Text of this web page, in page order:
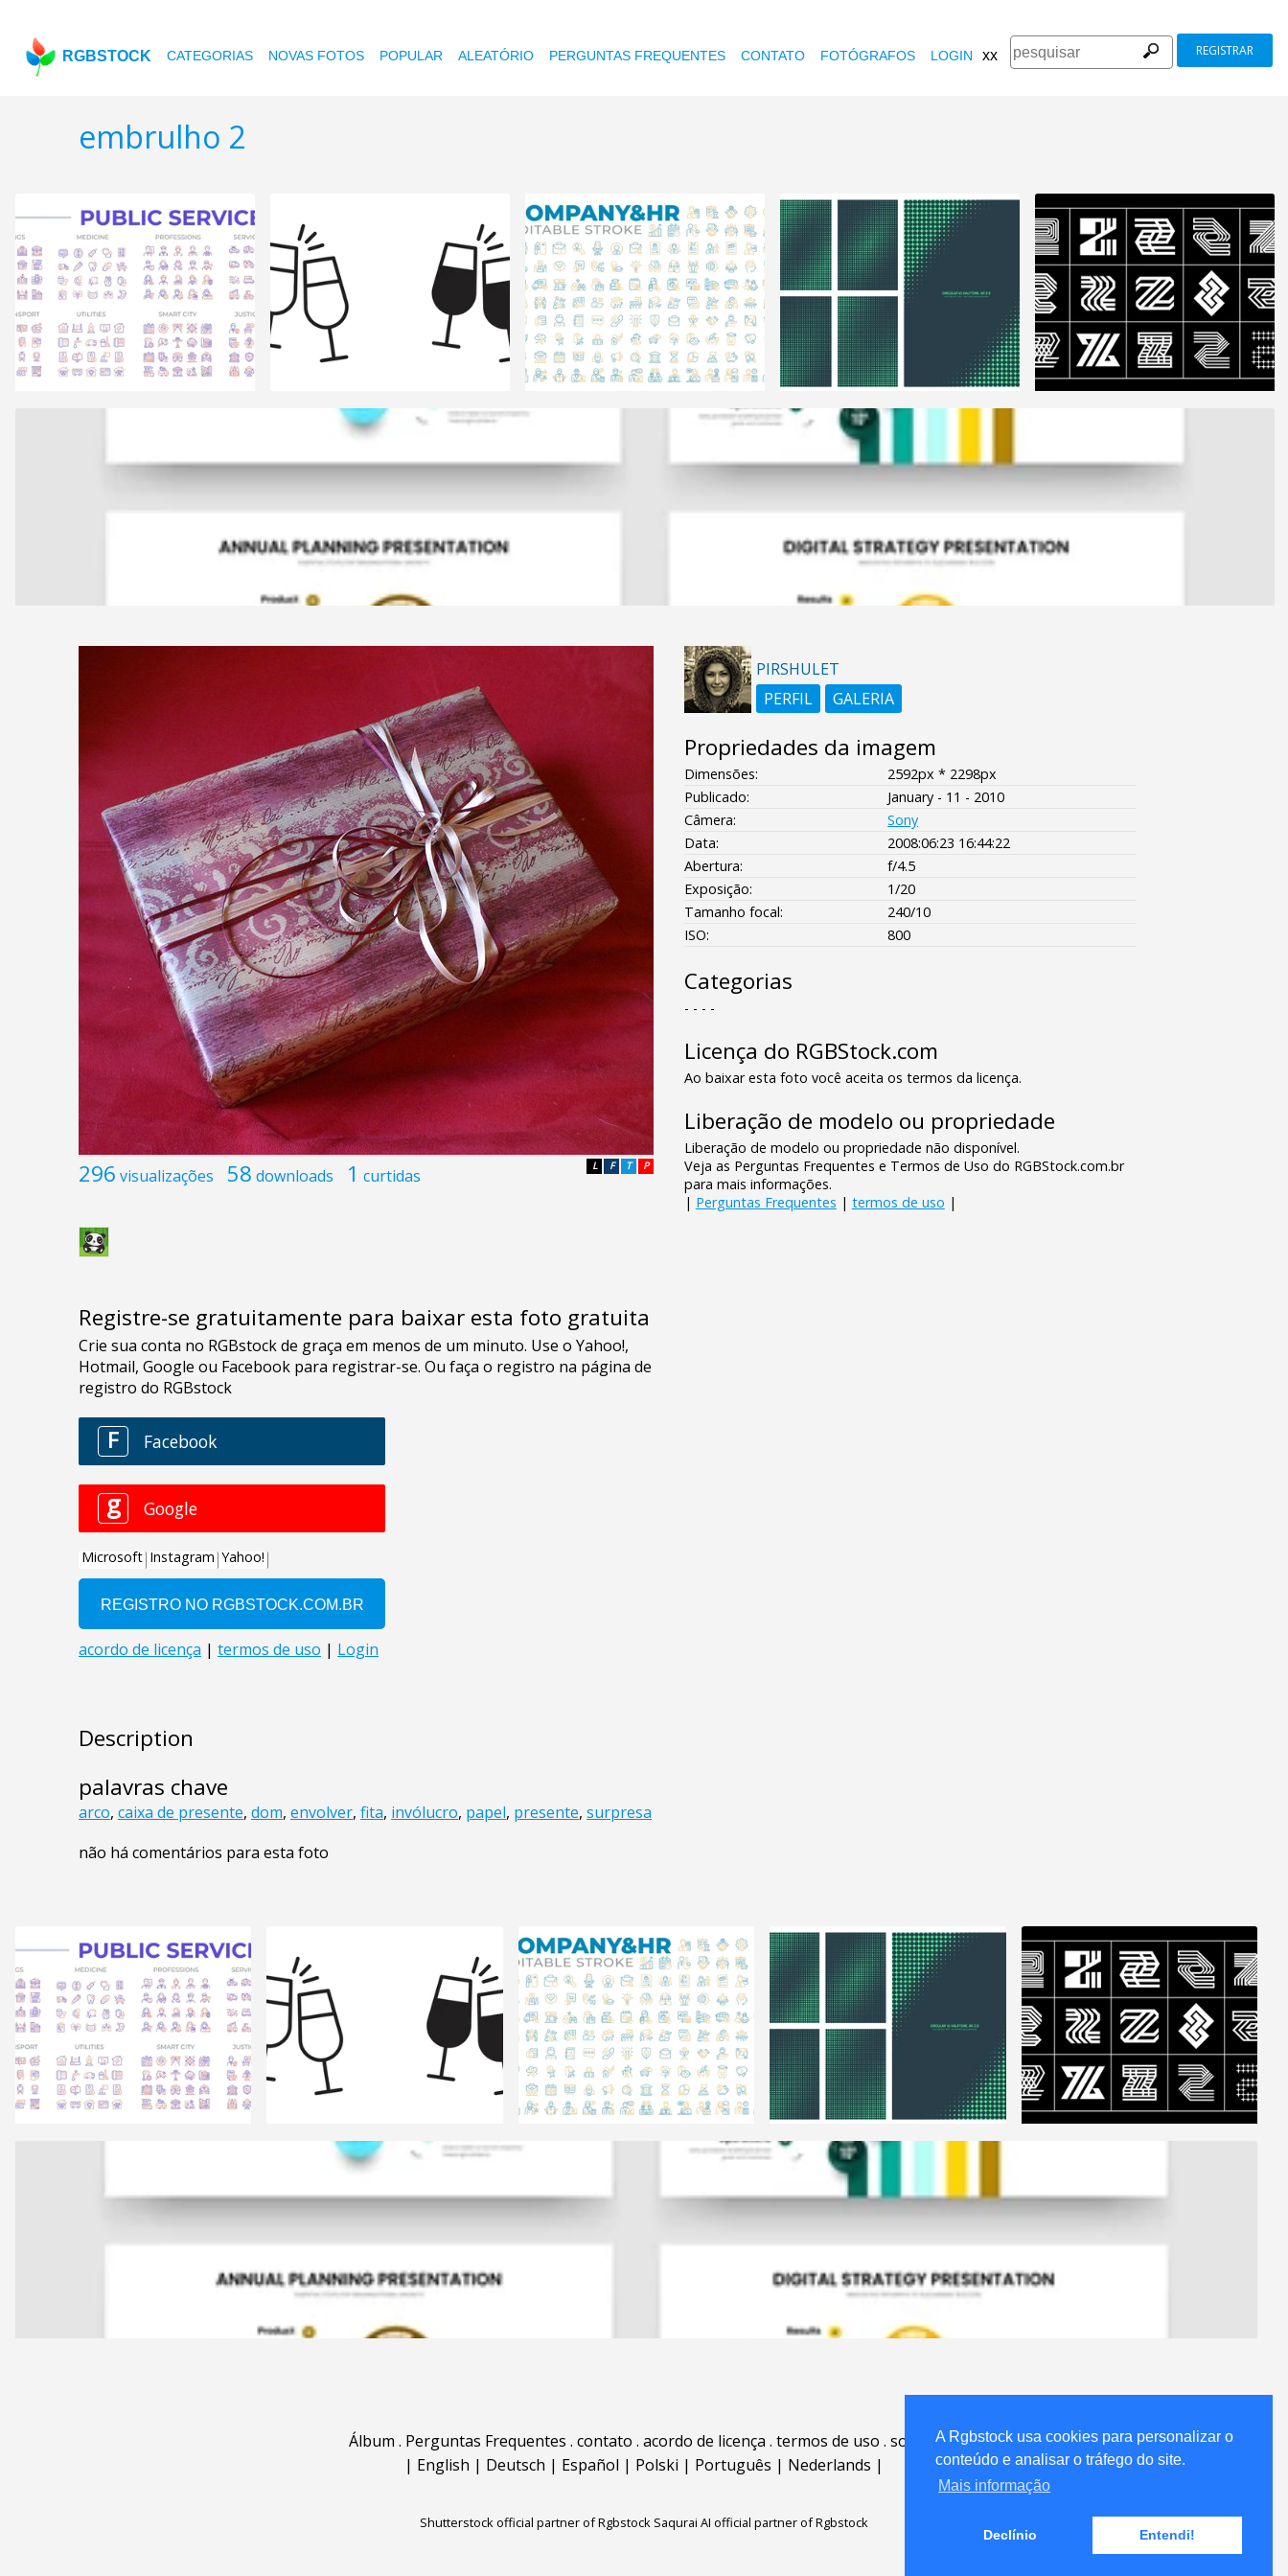
A Rgbstock usa cookies para personalizar o
conteúdo e analisar o tráfego do site.
Mais informação
Declínio Entendi!
RGBSTOCK CATEGORIAS NOVAS FOTOS POPULAR ALEATÓRIO PERGUNTAS FREQUENTES CONTATO FOTÓGRAFOS LOGIN xx REGISTRAR
embrulho 2
296 visualizações 58 downloads 1 curtidas P
T
F
L
Registre-se gratuitamente para baixar esta foto gratuita
Description
palavras chave
arco, caixa de presente, dom, envolver, fita, invólucro, papel, presente, surpresa
não há comentários para esta foto
PIRSHULET
PERFIL
GALERIA
Propriedades da imagem
Dimensões:
2592px * 2298px
Publicado:
January - 11 - 2010
Câmera:
Sony
Data:
2008:06:23 16:44:22
Abertura:
f/4.5
Exposição:
1/20
Tamanho focal:
240/10
ISO:
800
Categorias
- - - -
Licença do RGBStock.com
Ao baixar esta foto você aceita os termos da licença.
Liberação de modelo ou propriedade
Liberação de modelo ou propriedade não disponível.
Veja as Perguntas Frequentes e Termos de Uso do RGBStock.com.br
para mais informações.
| Perguntas Frequentes | termos de uso |
Álbum . Perguntas Frequentes . contato . acordo de licença . termos de uso . sobre
.
| English | Deutsch | Español | Polski | Português | Nederlands |
Shutterstock official partner of Rgbstock Saqurai AI official partner of Rgbstock